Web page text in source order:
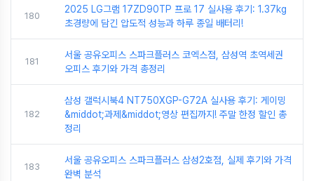
180
2025 LG그램 17ZD90TP 프로 17 실사용 후기: 1.37kg
초경량에 담긴 압도적 성능과 하루 종일 배터리!
181
서울 공유오피스 스파크플러스 코엑스점, 삼성역 초역세권
오피스 후기와 가격 총정리
182
삼성 갤럭시북4 NT750XGP-G72A 실사용 후기: 게이밍
&middot;과제&middot;영상 편집까지! 주말 한정 할인 총
정리
183
서울 공유오피스 스파크플러스 삼성2호점, 실제 후기와 가격
완벽 분석